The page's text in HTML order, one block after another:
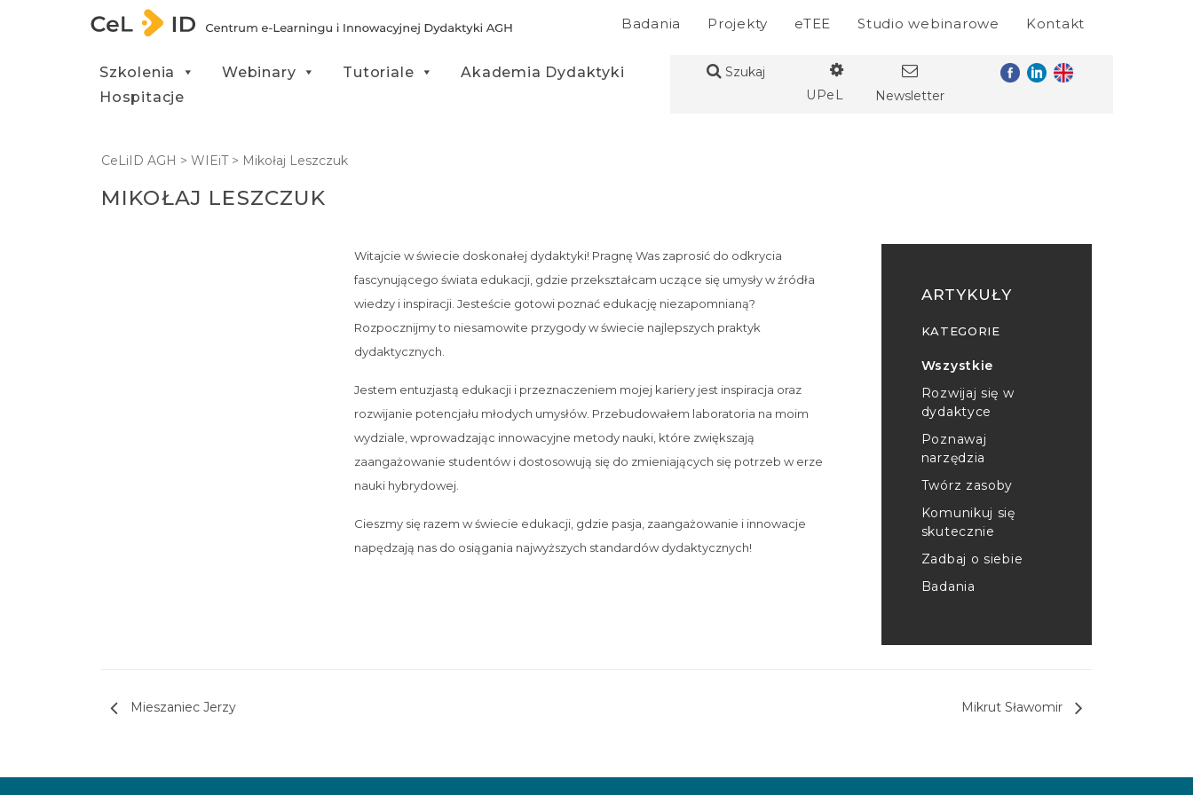
Badania Projekty eTEE Studio webinarowe Kontakt
Szkolenia Webinary Tutoriale
Akademia Dydaktyki
Hospitacje
Szukaj
UPeL
Newsletter
CeLiID AGH > WIEiT> Mikołaj Leszczuk
MIKOŁAJ LESZCZUK
Witajcie w świecie doskonałej dydaktyki! Pragnę Was zaprosić do odkrycia
fascynującego świata edukacji, gdzie przekształcam uczące się umysły w źródła
wiedzy i inspiracji. Jesteście gotowi poznać edukację niezapomnianą?
Rozpocznijmy to niesamowite przygody w świecie najlepszych praktyk
dydaktycznych.
Jestem entuzjastą edukacji i przeznaczeniem mojej kariery jest inspiracja oraz
rozwijanie potencjału młodych umysłów. Przebudowałem laboratoria na moim
wydziale, wprowadzając innowacyjne metody nauki, które zwiększają
zaangażowanie studentów i dostosowują się do zmieniających się potrzeb w erze
nauki hybrydowej.
Cieszmy się razem w świecie edukacji, gdzie pasja, zaangażowanie i innowacje
napędzają nas do osiągania najwyższych standardów dydaktycznych!
ARTYKUŁY
KATEGORIE
Wszystkie
Rozwijaj się w
dydaktyce
Poznawaj
narzędzia
Twórz zasoby
Komunikuj się
skutecznie
Zadbaj o siebie
Badania
Mieszaniec Jerzy Mikrut Sławomir